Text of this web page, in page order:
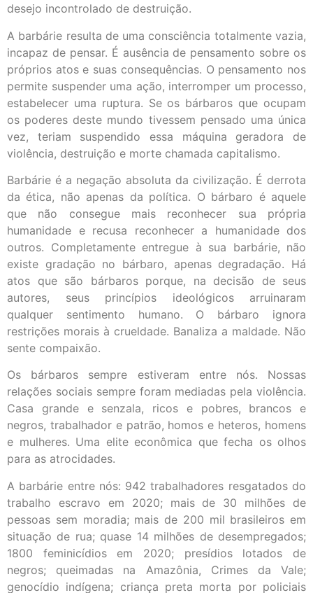
desejo incontrolado de destruição.
A barbárie resulta de uma consciência totalmente vazia,
incapaz de pensar. É ausência de pensamento sobre os
próprios atos e suas consequências. O pensamento nos
permite suspender uma ação, interromper um processo,
estabelecer uma ruptura. Se os bárbaros que ocupam
os poderes deste mundo tivessem pensado uma única
vez, teriam suspendido essa máquina geradora de
violência, destruição e morte chamada capitalismo.
Barbárie é a negação absoluta da civilização. É derrota
da ética, não apenas da política. O bárbaro é aquele
que não consegue mais reconhecer sua própria
humanidade e recusa reconhecer a humanidade dos
outros. Completamente entregue à sua barbárie, não
existe gradação no bárbaro, apenas degradação. Há
atos que são bárbaros porque, na decisão de seus
autores, seus princípios ideológicos arruinaram
qualquer sentimento humano. O bárbaro ignora
restrições morais à crueldade. Banaliza a maldade. Não
sente compaixão.
Os bárbaros sempre estiveram entre nós. Nossas
relações sociais sempre foram mediadas pela violência.
Casa grande e senzala, ricos e pobres, brancos e
negros, trabalhador e patrão, homos e heteros, homens
e mulheres. Uma elite econômica que fecha os olhos
para as atrocidades.
A barbárie entre nós: 942 trabalhadores resgatados do
trabalho escravo em 2020; mais de 30 milhões de
pessoas sem moradia; mais de 200 mil brasileiros em
situação de rua; quase 14 milhões de desempregados;
1800 feminicídios em 2020; presídios lotados de
negros; queimadas na Amazônia, Crimes da Vale;
genocídio indígena; criança preta morta por policiais